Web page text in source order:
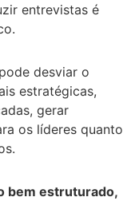
entrevistas é
desviar o
estratégicas,
gerar
os líderes quanto
bem estruturado,